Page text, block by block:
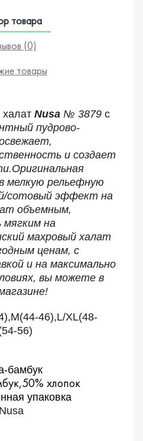
товара
(0)
товары
Nusa № 3879 с
пудрово-
и создает
мелкую рельефную
сотовый эффект на
объемным,
мягким на
махровый халат
ценам, с
и на максимально
вы можете в
46),L/XL(48-
56)
бамбук
хлопок
упаковка